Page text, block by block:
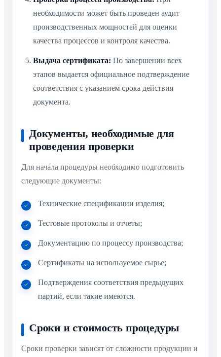
необходимости может быть проведен аудит
производственных мощностей для оценки
качества процессов и контроля качества.
Выдача сертификата: По завершении всех
этапов выдается официальное подтверждение
соответствия с указанием срока действия
документа.
Документы, необходимые для
проведения проверки
Для начала процедуры необходимо подготовить
следующие документы:
Технические спецификации изделия;
Тестовые протоколы и отчеты;
Документацию по процессу производства;
Сертификаты на используемое сырье;
Подтверждения соответствия предыдущих
партий, если такие имеются.
Сроки и стоимость процедуры
Сроки проверки зависят от сложности продукции и